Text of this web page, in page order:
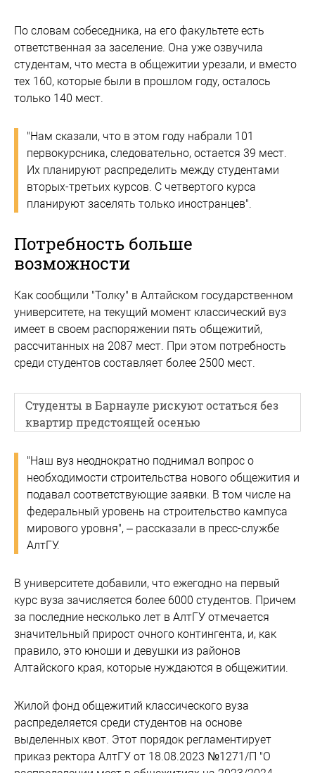
По словам собеседника, на его факультете есть
ответственная за заселение. Она уже озвучила
студентам, что места в общежитии урезали, и вместо
тех 160, которые были в прошлом году, осталось
только 140 мест.
"Нам сказали, что в этом году набрали 101
первокурсника, следовательно, остается 39 мест.
Их планируют распределить между студентами
вторых-третьих курсов. С четвертого курса
планируют заселять только иностранцев".
Потребность больше
возможности
Как сообщили "Толку" в Алтайском государственном
университете, на текущий момент классический вуз
имеет в своем распоряжении пять общежитий,
рассчитанных на 2087 мест. При этом потребность
среди студентов составляет более 2500 мест.
Студенты в Барнауле рискуют остаться без
квартир предстоящей осенью
"Наш вуз неоднократно поднимал вопрос о
необходимости строительства нового общежития и
подавал соответствующие заявки. В том числе на
федеральный уровень на строительство кампуса
мирового уровня", – рассказали в пресс-службе
АлтГУ.
В университете добавили, что ежегодно на первый
курс вуза зачисляется более 6000 студентов. Причем
за последние несколько лет в АлтГУ отмечается
значительный прирост очного контингента, и, как
правило, это юноши и девушки из районов
Алтайского края, которые нуждаются в общежитии.
Жилой фонд общежитий классического вуза
распределяется среди студентов на основе
выделенных квот. Этот порядок регламентирует
приказ ректора АлтГУ от 18.08.2023 №1271/П "О